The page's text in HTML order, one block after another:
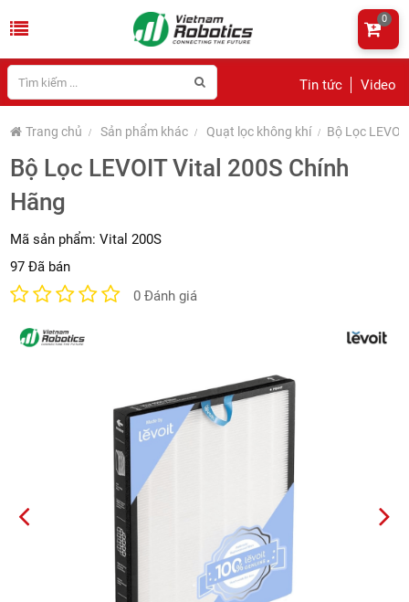
Tin tức Video
0
Trang chủ Sản phẩm khác Quạt lọc không khí Bộ Lọc
Bộ Lọc LEVOIT Vital 200S Chính
Hãng
Mã sản phẩm:Vital 200S
97 Đã bán
0 Đánh giá
PREVIOUS NEXT